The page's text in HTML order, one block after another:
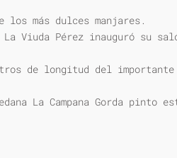
más dulces manjares.
La Viuda Pérez inauguró su
de longitud del
La Campana Gorda pinto